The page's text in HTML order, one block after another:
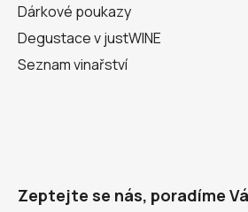
Dárkové poukazy
Degustace v justWINE
Seznam vinařství
Zeptejte se nás, poradíme